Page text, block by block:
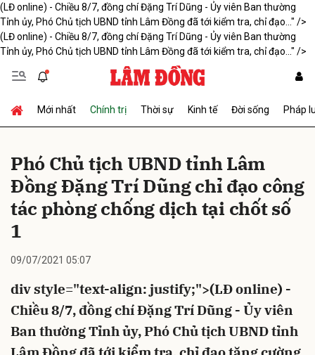
(LĐ online) - Chiều 8/7, đồng chí Đặng Trí Dũng - Ủy viên Ban thường
Tỉnh ủy, Phó Chủ tịch UBND tỉnh Lâm Đồng đã tới kiểm tra, chỉ đạo..." />
(LĐ online) - Chiều 8/7, đồng chí Đặng Trí Dũng - Ủy viên Ban thường
Tỉnh ủy, Phó Chủ tịch UBND tỉnh Lâm Đồng đã tới kiểm tra, chỉ đạo..." />
Mới nhất Chính trị Thời sự Kinh tế Đời sống Pháp
Phó Chủ tịch UBND tỉnh Lâm
Đồng Đặng Trí Dũng chỉ đạo công
tác phòng chống dịch tại chốt số
1
09/07/2021 05:07
div style="text-align: justify;">(LĐ online) -
Chiều 8/7, đồng chí Đặng Trí Dũng - Ủy viên
Ban thường Tỉnh ủy, Phó Chủ tịch UBND tỉnh
Gửi bình luận
Hủy Gửi